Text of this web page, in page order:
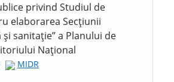
privind Studiul de
elaborarea Secțiunii
și sanitație” a Planului de
Național
MIDR